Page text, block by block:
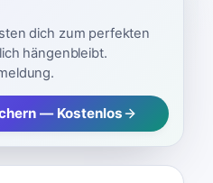
dich zum perfekten
hängenbleibt.
— Kostenlos